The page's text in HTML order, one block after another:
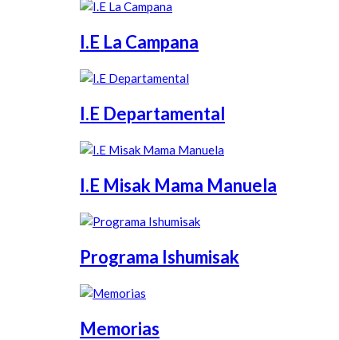
I.E La Campana
I.E Departamental
I.E Misak Mama Manuela
Programa Ishumisak
Memorias